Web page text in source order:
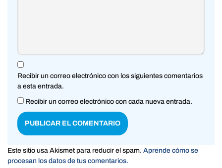
Recibir un correo electrónico con los siguientes comentarios
a esta entrada.
Recibir un correo electrónico con cada nueva entrada.
Este sitio usa Akismet para reducir el spam. Aprende cómo se
procesan los datos de tus comentarios.